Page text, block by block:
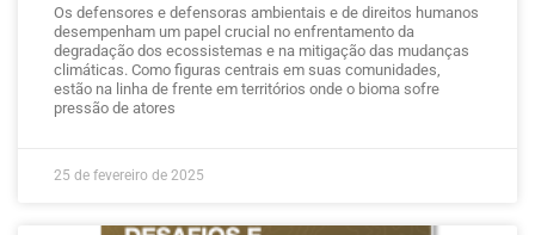
Os defensores e defensoras ambientais e de direitos humanos
desempenham um papel crucial no enfrentamento da
degradação dos ecossistemas e na mitigação das mudanças
climáticas. Como figuras centrais em suas comunidades,
estão na linha de frente em territórios onde o bioma sofre
pressão de atores
25 de fevereiro de 2025